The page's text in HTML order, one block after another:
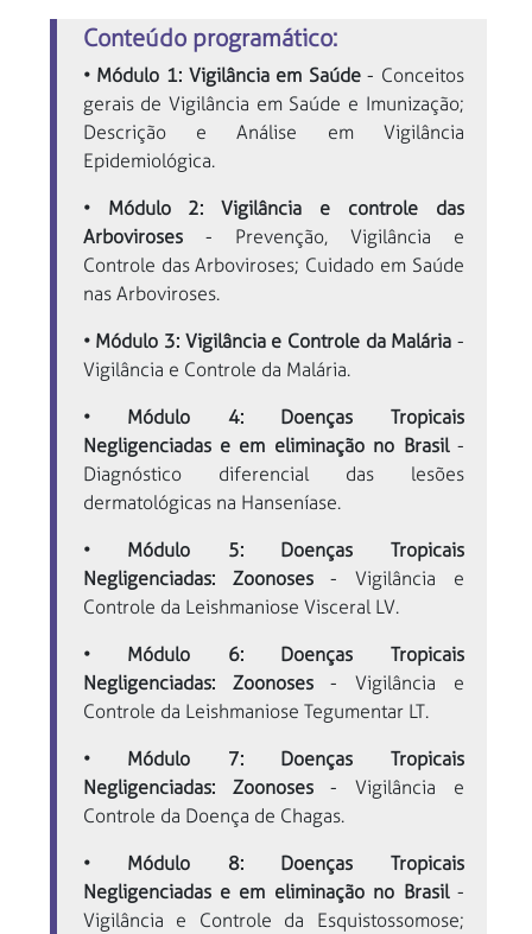
Conteúdo programático:
• Módulo 1: Vigilância em Saúde- Conceitos
gerais de Vigilância em Saúde e Imunização;
Descrição e Análise em Vigilância
Epidemiológica.
• Módulo 2: Vigilância e controle das
Arboviroses- Prevenção, Vigilância e
Controle das Arboviroses; Cuidado em Saúde
nas Arboviroses.
• Módulo 3: Vigilância e Controle da Malária -
Vigilância e Controle da Malária.
• Módulo 4: Doenças Tropicais
Negligenciadas e em eliminação no Brasil-
Diagnóstico diferencial das lesões
dermatológicas na Hanseníase.
• Módulo 5: Doenças Tropicais
Negligenciadas: Zoonoses- Vigilância e
Controle da Leishmaniose Visceral LV.
• Módulo 6: Doenças Tropicais
Negligenciadas: Zoonoses- Vigilância e
Controle da Leishmaniose Tegumentar LT.
• Módulo 7: Doenças Tropicais
Negligenciadas: Zoonoses- Vigilância e
Controle da Doença de Chagas.
• Módulo 8: Doenças Tropicais
Negligenciadas e em eliminação no Brasil-
Vigilância e Controle da Esquistossomose;